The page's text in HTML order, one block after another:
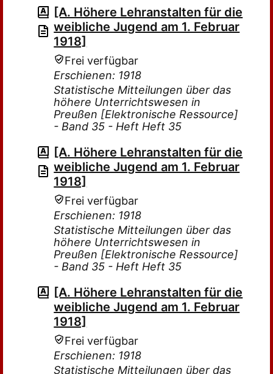
[A. Höhere Lehranstalten für die
weibliche Jugend am 1. Februar
1918]
Frei verfügbar
Erschienen: 1918
Statistische Mitteilungen über das
höhere Unterrichtswesen in
Preußen [Elektronische Ressource]
- Band 35 - Heft Heft 35
[A. Höhere Lehranstalten für die
weibliche Jugend am 1. Februar
1918]
Frei verfügbar
Erschienen: 1918
Statistische Mitteilungen über das
höhere Unterrichtswesen in
Preußen [Elektronische Ressource]
- Band 35 - Heft Heft 35
[A. Höhere Lehranstalten für die
weibliche Jugend am 1. Februar
1918]
Frei verfügbar
Erschienen: 1918
Statistische Mitteilungen über das